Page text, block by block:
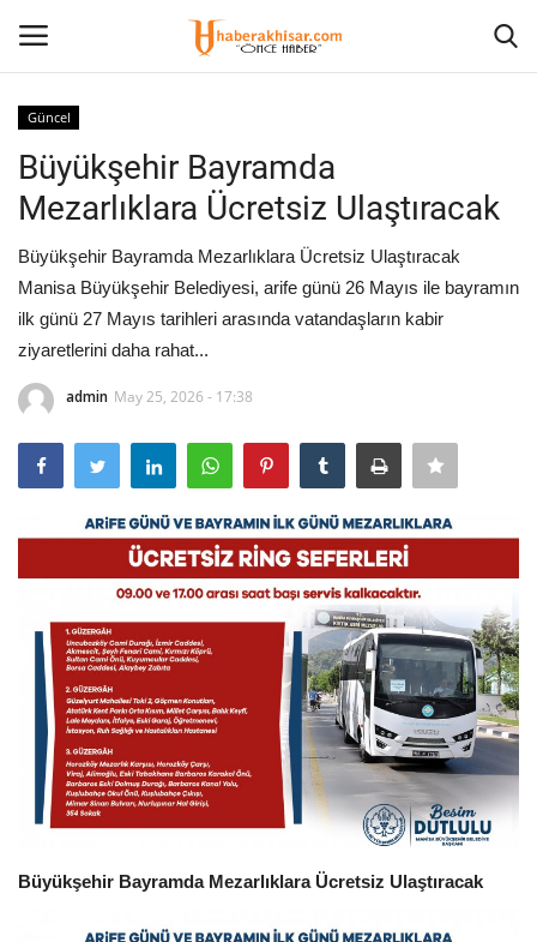
Anasayfa
Eğitim
Magazin
Spor
İletişim
Sağlık
Kültür Sanat
Güncel
Künye
Ekonomi
Galeri
Güncel
Büyükşehir Bayramda
Mezarlıklara Ücretsiz Ulaştıracak
Büyükşehir Bayramda Mezarlıklara Ücretsiz Ulaştıracak
Manisa Büyükşehir Belediyesi, arife günü 26 Mayıs ile bayramın
ilk günü 27 Mayıs tarihleri arasında vatandaşların kabir
ziyaretlerini daha rahat...
admin May 25, 2026 - 17:38
Büyükşehir Bayramda Mezarlıklara Ücretsiz Ulaştıracak